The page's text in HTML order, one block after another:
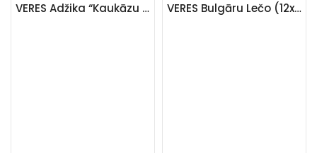
VERES Adžika “Kaukāzu asā” (20x220g) VERES Bulgāru Lečo (12x500g)